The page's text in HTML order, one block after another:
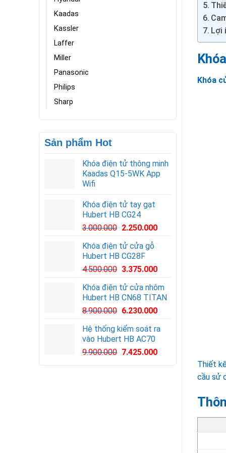
Kaadas
Kassler
Laffer
Miller
Panasonic
Philips
Sharp
Sản phẩm Hot
Khóa điện tử thông minh
Kaadas Q15-5WK App
Wifi
Khóa điện tử tay gạt
Hubert HB CG24
3.000.000 2.250.000
Khóa điện tử cửa gỗ
Hubert HB CG28F
4.500.000 Giá
là:
4.500.000VND.
3.375.000Giá
tại
là:
3.375.000VND.
Khóa điện tử cửa nhôm
Hubert HB CN68 TITAN
8.900.000 6.230.000
Hệ thống kiểm soát ra
vào Hubert HB AC70
9.900.000 Giá
7.425.000Giá
Lợi
Khóa
Thiết
cầu sử